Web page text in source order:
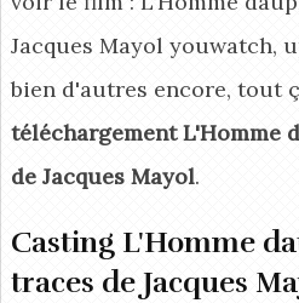
Jacques Mayol youwatch,
bien d'autres encore, tout
téléchargement L'Homme
de Jacques Mayol.
Casting L'Homme
traces de Jacques